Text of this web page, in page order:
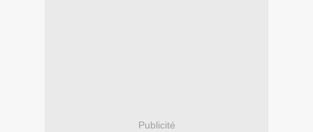
Publicité